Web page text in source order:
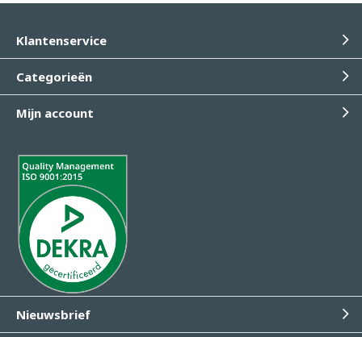
Klantenservice
Categorieën
Mijn account
Nieuwsbrief